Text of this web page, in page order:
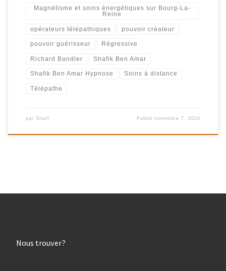
Magnétisme et soins énergétiques sur Bourg-La-
Reine
opérateurs télépathiques pouvoir créateur
pouvoir guérisseur Régressive
Richard Bandler Shafik Ben Amar
Shafik Ben Amar Hypnose Soins à distance
Télépathe
par Shaff Publiénovembre 7, 2024
Nous trouver?